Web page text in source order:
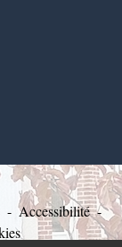
- Accessibilité -